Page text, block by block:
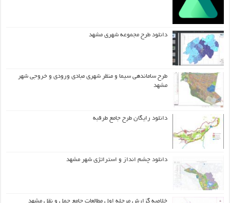
دانلود طرح مجموعه شهری مشهد
طرح ساماندهی سیما و منظر شهری مبادی ورودی و خروجی شهر
مشهد
دانلود رایگان طرح جامع طرقبه
دانلود چشم انداز و استراتژی شهر مشهد
خلاصه گزارش مرحله اول مطالعات جامع حمل و نقل مشهد